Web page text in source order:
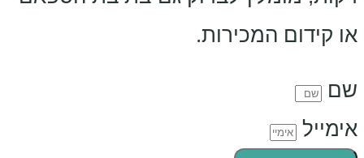
או קידום המכירות.
שם
אימייל